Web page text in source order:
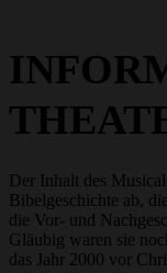
Der Inhalt des
Bibelgeschichte ab,
die Vor- und
Gläubig waren sie
das Jahr 2000 vor